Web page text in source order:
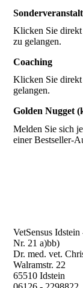
Klicken Sie direkt
zu gelangen.
Coaching
Klicken Sie direkt
gelangen.
Golden Nugget
Melden Sie sich
einer Bestseller-
VetSensus
Nr. 21 a)bb)
Dr. med. vet.
Walramstr. 22
65510 Idstein